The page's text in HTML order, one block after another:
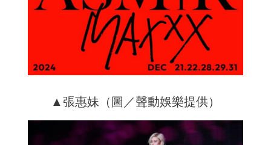
▲張惠妹（圖／聲動娛樂提供）